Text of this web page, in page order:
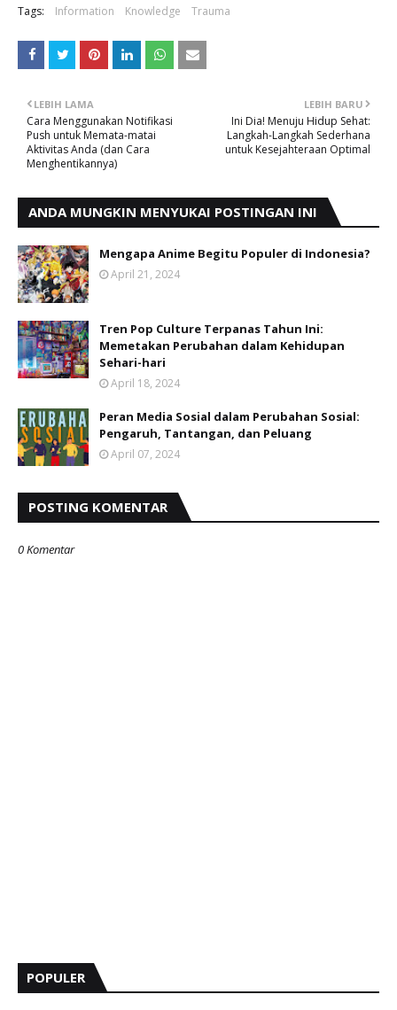
Tags: Information Knowledge Trauma
LEBIH BARU
Ini Dia! Menuju Hidup Sehat:
Langkah-Langkah Sederhana
untuk Kesejahteraan Optimal
LEBIH LAMA
Cara Menggunakan Notifikasi
Push untuk Memata-matai
Aktivitas Anda (dan Cara
Menghentikannya)
ANDA MUNGKIN MENYUKAI POSTINGAN INI
Mengapa Anime Begitu Populer di Indonesia?
April 21, 2024
Tren Pop Culture Terpanas Tahun Ini:
Memetakan Perubahan dalam Kehidupan
Sehari-hari
April 18, 2024
Peran Media Sosial dalam Perubahan Sosial:
Pengaruh, Tantangan, dan Peluang
April 07, 2024
POSTING KOMENTAR
0 Komentar
POPULER